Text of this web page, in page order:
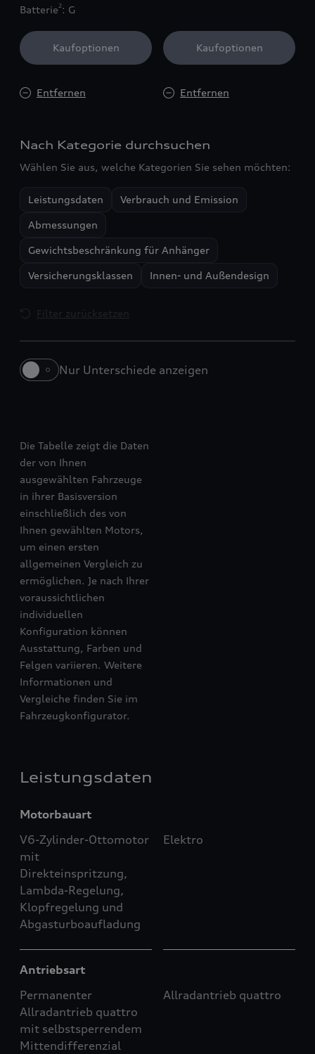
Batterie 2: G
Kaufoptionen
Entfernen
Kaufoptionen
Entfernen
Nach Kategorie durchsuchen
Wählen Sie aus, welche Kategorien Sie sehen möchten:
Leistungsdaten Verbrauch und Emission
Abmessungen
Gewichtsbeschränkung für Anhänger
Versicherungsklassen Innen- und Außendesign
Filter zurücksetzen
Nur Unterschiede anzeigen
S6 Sportback e-tron
Die Tabelle zeigt die Daten
der von Ihnen
ausgewählten Fahrzeuge
in ihrer Basisversion
einschließlich des von
Ihnen gewählten Motors,
um einen ersten
allgemeinen Vergleich zu
ermöglichen. Je nach Ihrer
voraussichtlichen
individuellen
Konfiguration können
Ausstattung, Farben und
Felgen variieren. Weitere
Informationen und
Vergleiche finden Sie im
Fahrzeugkonfigurator.
Leistungsdaten
Motorbauart
V6-Zylinder-Ottomotor
mit
Direkteinspritzung,
Lambda-Regelung,
Klopfregelung und
Abgasturboaufladung
Elektro
Antriebsart
Permanenter
Allradantrieb quattro
mit selbstsperrendem
Mittendifferenzial
Allradantrieb quattro